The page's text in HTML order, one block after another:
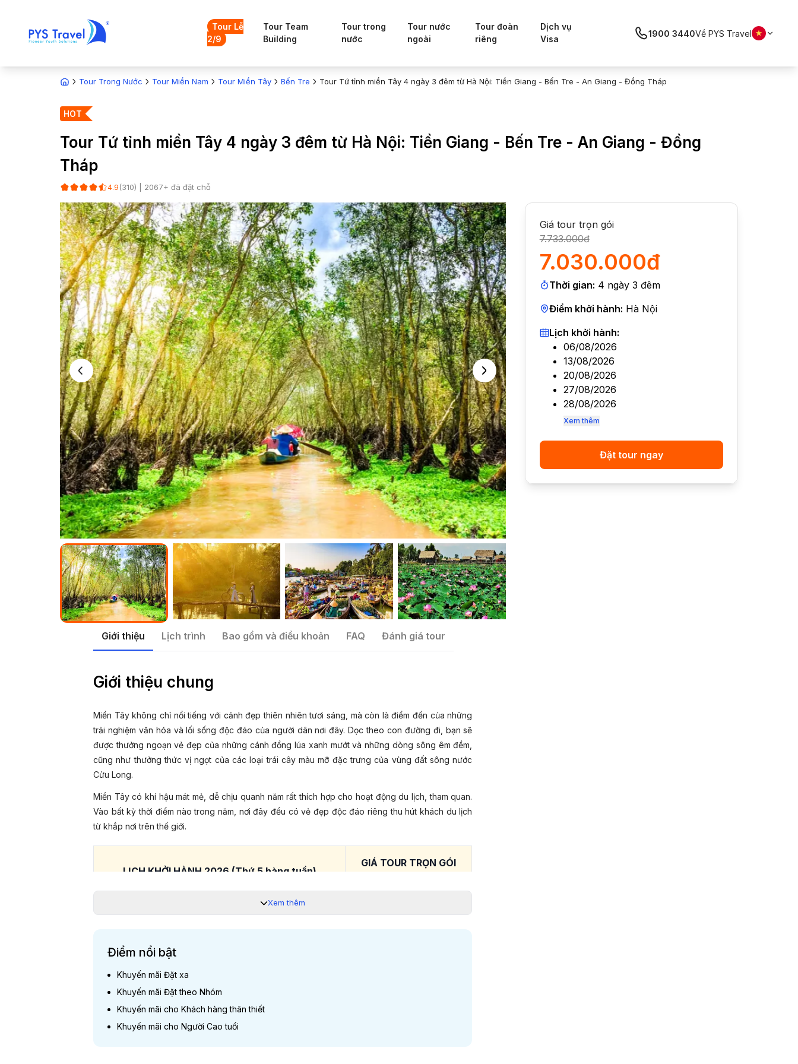
Tour Lễ
2/9
Tour Team
Building
Tour trong
nước
Tour nước
ngoài
Tour đoàn
riêng
Dịch vụ
Visa
1900 3440Về PYS Travel
Tour Trong Nước Tour Miền Nam Tour Miền Tây Bến Tre Tour Tứ tỉnh miền Tây 4 ngày 3 đêm từ Hà Nội: Tiền Giang - Bến Tre - An Giang - Đồng Tháp
HOT
Tour Tứ tỉnh miền Tây 4 ngày 3 đêm từ Hà Nội: Tiền Giang - Bến Tre - An Giang - Đồng
Tháp
4.9 (310) | 2067+ đã đặt chỗ
Giới thiệu Lịch trình Bao gồm và điều khoản FAQ Đánh giá tour
Giới thiệu chung
Miền Tây không chỉ nổi tiếng với cảnh đẹp thiên nhiên tươi sáng, mà còn là điểm đến của những
trải nghiệm văn hóa và lối sống độc đáo của người dân nơi đây. Dọc theo con đường đi, bạn sẽ
được thưởng ngoạn vẻ đẹp của những cánh đồng lúa xanh mướt và những dòng sông êm đềm,
cũng như thưởng thức vị ngọt của các loại trái cây màu mỡ đặc trưng của vùng đất sông nước
Cửu Long.
Miền Tây có khí hậu mát mẻ, dễ chịu quanh năm rất thích hợp cho hoạt động du lịch, tham quan.
Vào bất kỳ thời điểm nào trong năm, nơi đây đều có vẻ đẹp độc đáo riêng thu hút khách du lịch
từ khắp nơi trên thế giới.
LỊCH KHỞI HÀNH 2026 (Thứ 5 hàng tuần)
GIÁ TOUR TRỌN GÓI
Tháng 06 25/06/2026 7.030.000 VNĐ
Tháng 07
30/07/2026
Xem thêm
Điểm nổi bật
Khuyến mãi Đặt xa
Khuyến mãi Đặt theo Nhóm
Khuyến mãi cho Khách hàng thân thiết
Khuyến mãi cho Người Cao tuổi
Giá tour trọn gói
7.733.000đ
7.030.000đ
Thời gian: 4 ngày 3 đêm
Điểm khởi hành: Hà Nội
Lịch khởi hành:
06/08/2026
13/08/2026
20/08/2026
27/08/2026
28/08/2026
Xem thêm
Đặt tour ngay